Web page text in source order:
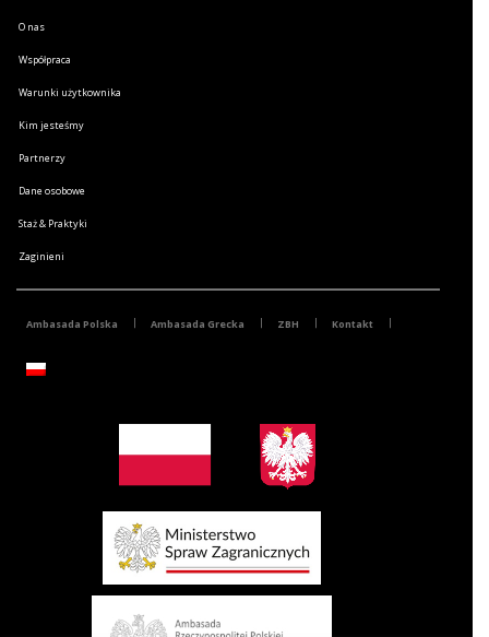
O nas
Współpraca
Warunki użytkownika
Kim jesteśmy
Partnerzy
Dane osobowe
Staż & Praktyki
Zaginieni
Ambasada Polska Ambasada Grecka ZBH Kontakt